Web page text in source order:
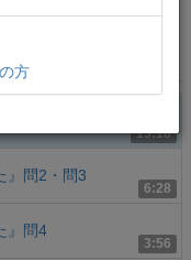
15:18
6:28
』問2・問3
3:56
』問4
方